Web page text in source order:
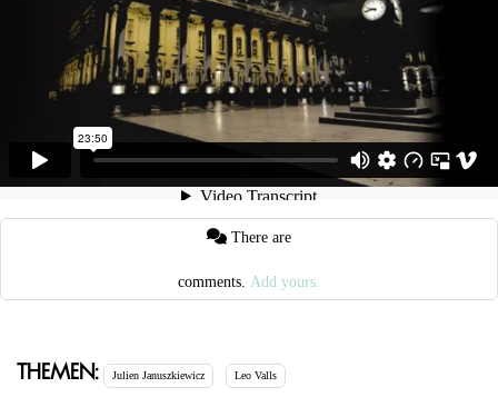
comments. Add yours.
Themen: Julien Januszkiewicz Leo Valls